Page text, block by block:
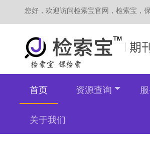
您好，欢迎访问检索宝官网，检索宝，
首页 资源查询
关于我们